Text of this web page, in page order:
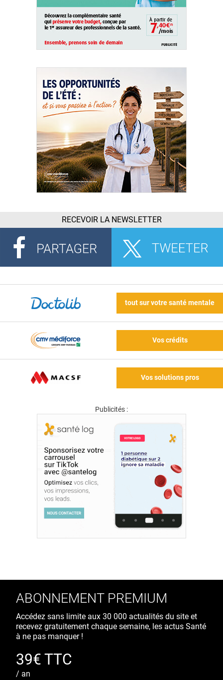
RECEVOIR LA NEWSLETTER
tout sur votre santé mentale
Vos crédits
Vos solutions pros
Publicités :
ABONNEMENT PREMIUM
Accédez sans limite aux 30 000 actualités du site et
recevez gratuitement chaque semaine, les actus Santé
à ne pas manquer !
39€ TTC
/ an